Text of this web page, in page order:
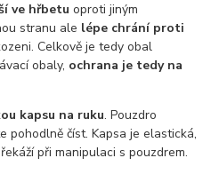
ve hřbetu oproti jiným
stranu ale lépe chrání proti
Celkově je tedy obal
obaly, ochrana je tedy na
kapsu na ruku. Pouzdro
pohodlně číst. Kapsa je elastická,
při manipulaci s pouzdrem.